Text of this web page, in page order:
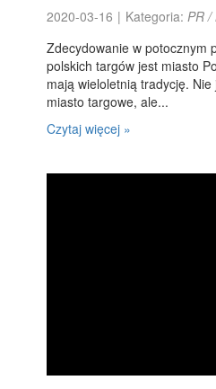
2020-03-16 | Kategoria:PR /
Zdecydowanie w potocznym
polskich targów jest miasto
mają wieloletnią tradycję.
miasto targowe, ale...
Czytaj więcej »